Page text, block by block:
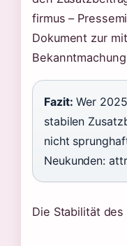
firmus –
Dokument zur
Fazit: Wer
stabilen
nicht
Neukunden:
Die Stabilität